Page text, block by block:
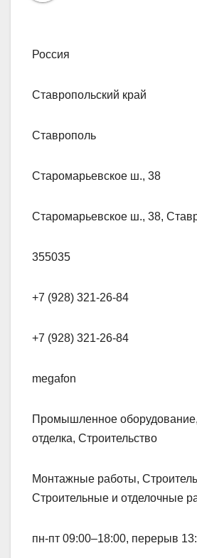
Россия
Ставропольский край
Ставрополь
Старомарьевское ш., 38
Старомарьевское ш., 38,
355035
+7 (928) 321-26-84
+7 (928) 321-26-84
megafon
Промышленное
отделка, Строительство
Монтажные работы,
Строительные и отделочные
пн-пт 09:00–18:00, перерыв